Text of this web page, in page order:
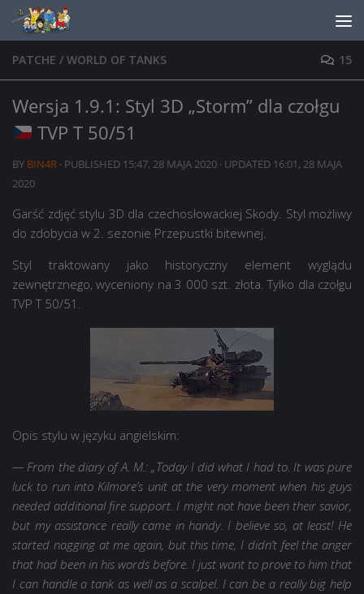
Skip to content
PATCHE / WORLD OF TANKS 15
Wersja 1.9.1: Styl 3D „Storm” dla czołgu
TVP T 50/51
BY BIN4R · PUBLISHED 15:47, 28 MAJA 2020 · UPDATED 16:01, 28 MAJA
2020
Garść zdjęć stylu 3D dla czechosłowackiej Skody. Styl możliwy
do zdobycia w 2. sezonie Przepustki bitewnej.
Styl traktowany jako historyczny element wyglądu
zewnętrznego, wyceniony na 3 000 szt. złota. Tylko dla czołgu
TVP T 50/51.
Opis stylu w języku angielskim:
— From the diary of A. M.: „Today I did what I had to. It was pure
luck to run into Kilmore’s unit at the very moment when his guys
needed additional fire support. I might not have been their savior,
but my assistance really came in handy. I believe so, at least! He
started nagging at me again, but this time, I didn’t feel the anger
that had been in his words before. I just want to prove to him that
I can handle a tank as well as a scalpel. I can be a really big help